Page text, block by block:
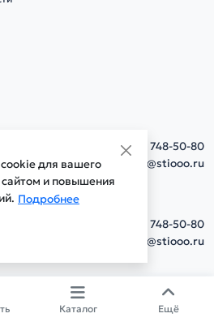
для вашего
сайтом и повышения
Подробнее
+7(495) 748-50-80
info@stiooo.ru
+7(495) 748-50-80
info@stiooo.ru
Каталог Ещё